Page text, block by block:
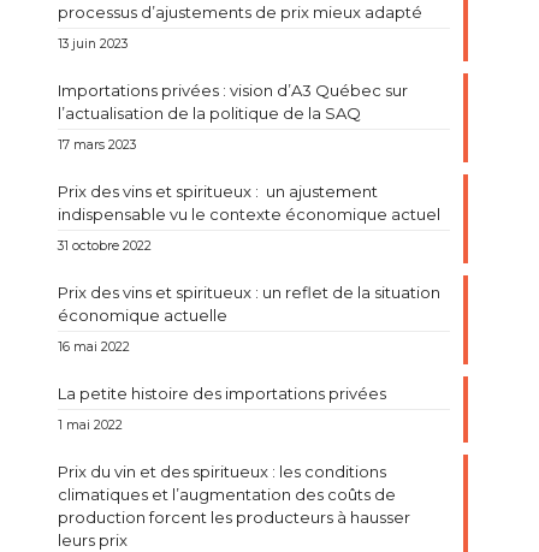
processus d’ajustements de prix mieux adapté
13 juin 2023
Importations privées : vision d’A3 Québec sur
l’actualisation de la politique de la SAQ
17 mars 2023
Prix des vins et spiritueux : un ajustement
indispensable vu le contexte économique actuel
31 octobre 2022
Prix des vins et spiritueux : un reflet de la situation
économique actuelle
16 mai 2022
La petite histoire des importations privées
1 mai 2022
Prix du vin et des spiritueux : les conditions
climatiques et l’augmentation des coûts de
production forcent les producteurs à hausser
leurs prix